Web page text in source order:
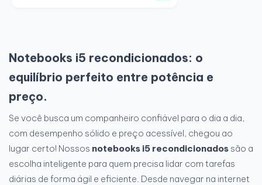
Notebooks i5 recondicionados: o
equilíbrio perfeito entre potência e
preço.
Se você busca um companheiro confiável para o dia a dia,
com desempenho sólido e preço acessível, chegou ao
lugar certo! Nossos notebooks i5 recondicionados são a
escolha inteligente para quem precisa lidar com tarefas
diárias de forma ágil e eficiente. Desde navegar na internet